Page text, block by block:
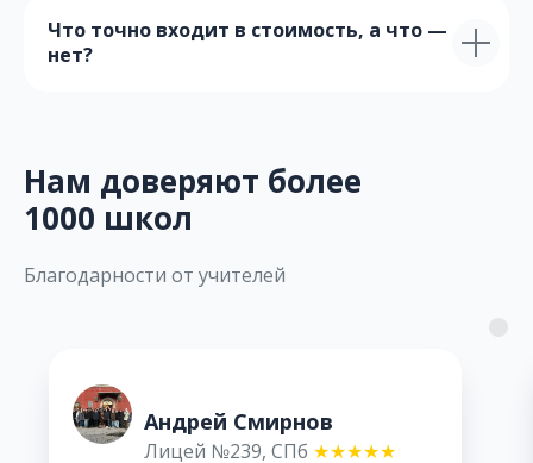
Что точно входит в стоимость, а что —
нет?
Нам доверяют более
1000 школ
Благодарности от учителей
Алена
Гимназия №71, Москва